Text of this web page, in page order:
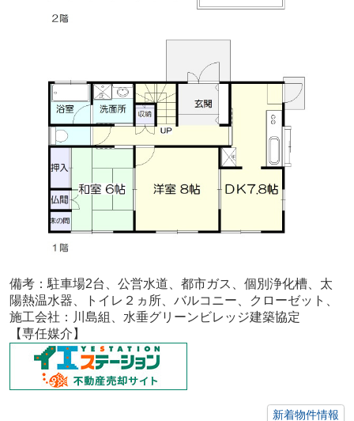
備考： 駐車場2台、公営水道、都市ガス、個別浄化槽、太
陽熱温水器、トイレ２ヵ所、バルコニー、クローゼット、
施工会社：川島組、水垂グリーンビレッジ建築協定
【専任媒介 】
新着物件情報